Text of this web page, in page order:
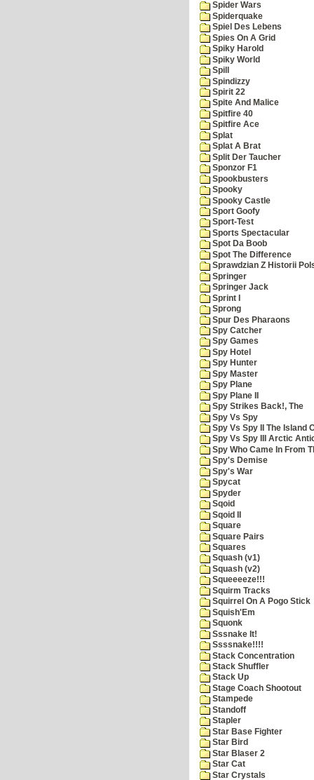
Spider Wars
Spiderquake
Spiel Des Lebens
Spies On A Grid
Spiky Harold
Spiky World
Spill
Spindizzy
Spirit 22
Spite And Malice
Spitfire 40
Spitfire Ace
Splat
Splat A Brat
Split Der Taucher
Sponzor F1
Spookbusters
Spooky
Spooky Castle
Sport Goofy
Sport-Test
Sports Spectacular
Spot Da Boob
Spot The Difference
Sprawdzian Z Historii
Springer
Springer Jack
Sprint I
Sprong
Spur Des Pharaons
Spy Catcher
Spy Games
Spy Hotel
Spy Hunter
Spy Master
Spy Plane
Spy Plane II
Spy Strikes Back!, The
Spy Vs Spy
Spy Vs Spy II The Island
Spy Vs Spy III Arctic
Spy Who Came In From
Spy's Demise
Spy's War
Spycat
Spyder
Sqoid
Sqoid II
Square
Square Pairs
Squares
Squash (v1)
Squash (v2)
Squeeeeze!!!
Squirm Tracks
Squirrel On A Pogo Stick
Squish'Em
Squonk
Sssnake It!
Ssssnake!!!!
Stack Concentration
Stack Shuffler
Stack Up
Stage Coach Shootout
Stampede
Standoff
Stapler
Star Base Fighter
Star Bird
Star Blaser 2
Star Cat
Star Crystals